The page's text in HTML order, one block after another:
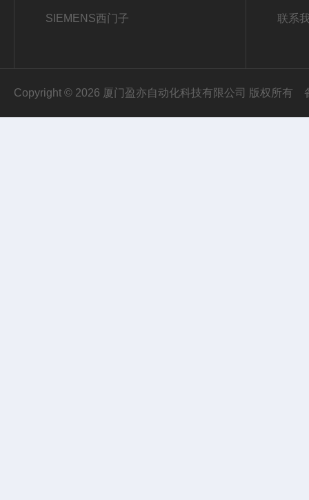
SIEMENS西门子 联系
Copyright © 2026 厦门盈亦自动化科技有限公司 版权所有